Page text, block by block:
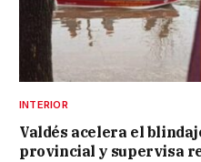
INTERIOR
Valdés acelera el
provincial y supervisa